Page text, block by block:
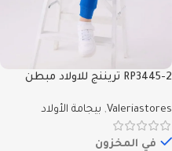
RP3445-2 تريننج للاولاد مبطن
Valeriastores
, بيجامة الأولاد
في المخزون